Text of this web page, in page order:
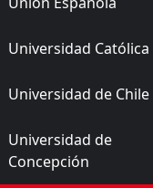
Universidad Católica
Universidad de Chile
Universidad de
Concepción
Titulares